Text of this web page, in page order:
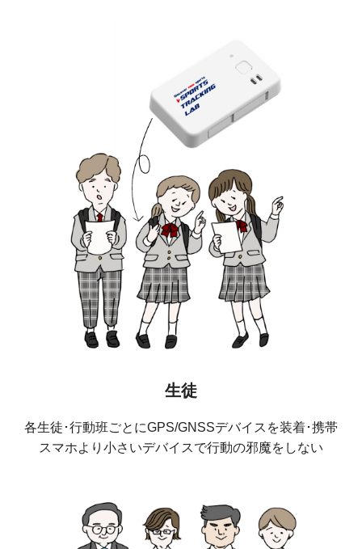
生徒
各生徒･行動班ごとにGPS/GNSSデバイスを装着･携帯
スマホより小さいデバイスで行動の邪魔をしない